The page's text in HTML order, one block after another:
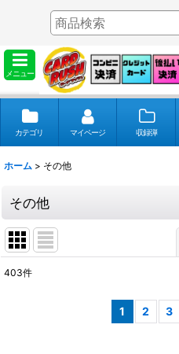
メニュー
カテゴリ マイページ 収録弾
ホーム > その他
その他
403件
1 2 3